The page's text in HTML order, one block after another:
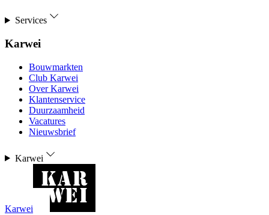
Services
Karwei
Bouwmarkten
Club Karwei
Over Karwei
Klantenservice
Duurzaamheid
Vacatures
Nieuwsbrief
Karwei
Karwei